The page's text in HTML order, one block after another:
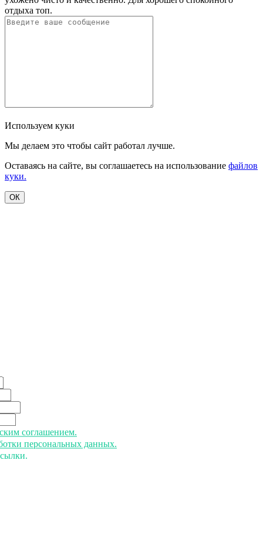
отдыха топ.
Используем куки
Мы делаем это чтобы сайт работал лучше.
Оставаясь на сайте, вы соглашаетесь на использование файлов
куки.
ОК
соглашением.
персональных данных.